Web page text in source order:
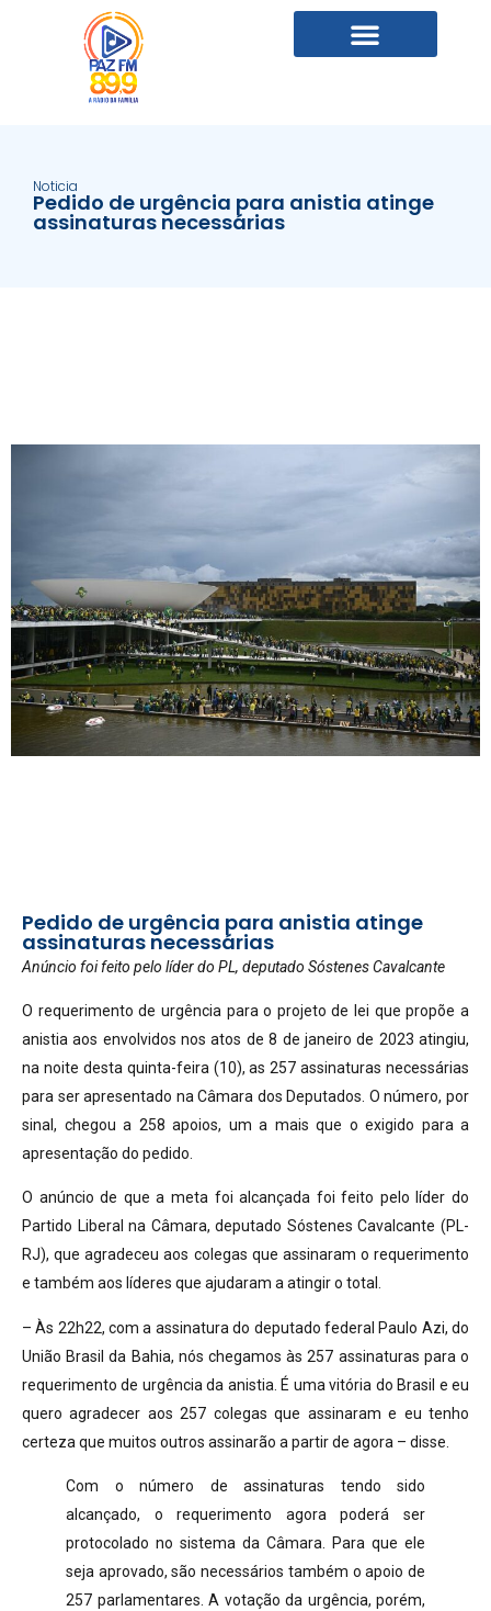
Noticia
Pedido de urgência para anistia atinge
assinaturas necessárias
Pedido de urgência para anistia atinge
assinaturas necessárias
Anúncio foi feito pelo líder do PL, deputado Sóstenes Cavalcante
O requerimento de urgência para o projeto de lei que propõe a
anistia aos envolvidos nos atos de 8 de janeiro de 2023 atingiu,
na noite desta quinta-feira (10), as 257 assinaturas necessárias
para ser apresentado na Câmara dos Deputados. O número, por
sinal, chegou a 258 apoios, um a mais que o exigido para a
apresentação do pedido.
O anúncio de que a meta foi alcançada foi feito pelo líder do
Partido Liberal na Câmara, deputado Sóstenes Cavalcante (PL-
RJ), que agradeceu aos colegas que assinaram o requerimento
e também aos líderes que ajudaram a atingir o total.
– Às 22h22, com a assinatura do deputado federal Paulo Azi, do
União Brasil da Bahia, nós chegamos às 257 assinaturas para o
requerimento de urgência da anistia. É uma vitória do Brasil e eu
quero agradecer aos 257 colegas que assinaram e eu tenho
certeza que muitos outros assinarão a partir de agora – disse.
Com o número de assinaturas tendo sido
alcançado, o requerimento agora poderá ser
protocolado no sistema da Câmara. Para que ele
seja aprovado, são necessários também o apoio de
257 parlamentares. A votação da urgência, porém,